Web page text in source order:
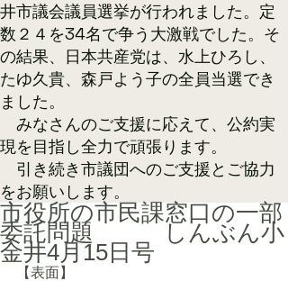
井市議会議員選挙が行われました。定
数２４を34名で争う大激戦でした。そ
の結果、日本共産党は、水上ひろし、
たゆ久貴、森戸よう子の全員当選でき
ました。
みなさんのご支援に応えて、公約実
現を目指し全力で頑張ります。
​ 引き続き市議団へのご支援とご協力
をお願いします。​
市役所の市民課窓口の一部
委託問題 しんぶん小
金井4月15日号
【表面】